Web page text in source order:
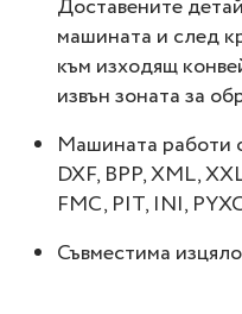
Доставените
машината и след
към изходящ
извън зоната за
Машината работи
DXF, BPP, XML,
FMC, PIT, INI,
Съвместима